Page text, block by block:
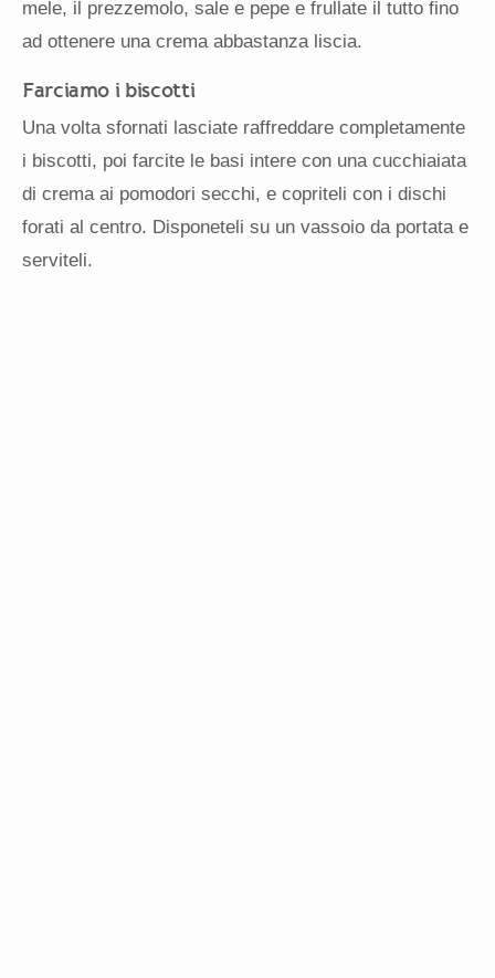
mele, il prezzemolo, sale e pepe e frullate il tutto fino
ad ottenere una crema abbastanza liscia.
Farciamo i biscotti
Una volta sfornati lasciate raffreddare completamente
i biscotti, poi farcite le basi intere con una cucchiaiata
di crema ai pomodori secchi, e copriteli con i dischi
forati al centro. Disponeteli su un vassoio da portata e
serviteli.